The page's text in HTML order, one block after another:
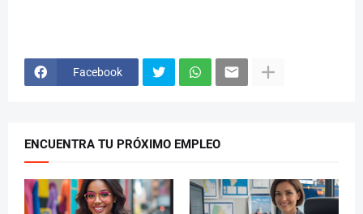
Facebook
ENCUENTRA TU PRÓXIMO EMPLEO